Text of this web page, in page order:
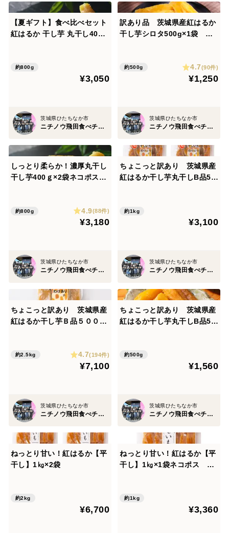
【夏ギフト】食べ比べセット
紅はるか 干し芋 丸干し400g
約800g
¥3,050
茨城県ひたちなか市
ニチノウ飛田食べチョク店
訳あり品 茨城県産紅はるか
干し芋シロタ500g×1袋 ネ
約500g 4.7(90件)
¥1,250
茨城県ひたちなか市
ニチノウ飛田食べチョク店
しっとり柔らか！濃厚丸干し
干し芋400ｇ×2袋ネコポス
約800g 4.9(88件)
¥3,180
茨城県ひたちなか市
ニチノウ飛田食べチョク店
ちょこっと訳あり 茨城県産
紅はるか干し芋丸干しB品50
約1kg
¥3,100
茨城県ひたちなか市
ニチノウ飛田食べチョク店
ちょこっと訳あり 茨城県産
紅はるか干し芋Ｂ品５００g×
約2.5kg 4.7(194件)
¥7,100
茨城県ひたちなか市
ニチノウ飛田食べチョク店
ちょこっと訳あり 茨城県産
紅はるか干し芋丸干しB品50
約500g
¥1,560
茨城県ひたちなか市
ニチノウ飛田食べチョク店
ねっとり甘い！紅はるか【平
干し】1㎏×2袋
約2kg
¥6,700
ねっとり甘い！紅はるか【平
干し】1㎏×1袋ネコポス ポ
約1kg
¥3,360